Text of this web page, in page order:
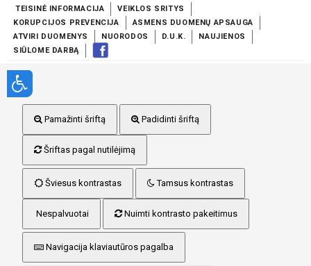
TEISINĖ INFORMACIJA
VEIKLOS SRITYS
KORUPCIJOS PREVENCIJA
ASMENS DUOMENŲ APSAUGA
ATVIRI DUOMENYS
NUORODOS D.U.K.
NAUJIENOS
SIŪLOME DARBĄ
Pamažinti šriftą Padidinti šriftą
Šriftas pagal nutilėjimą
Šviesus kontrastas Tamsus kontrastas
Nespalvuotai Nuimti kontrasto pakeitimus
Navigacija klaviautūros pagalba